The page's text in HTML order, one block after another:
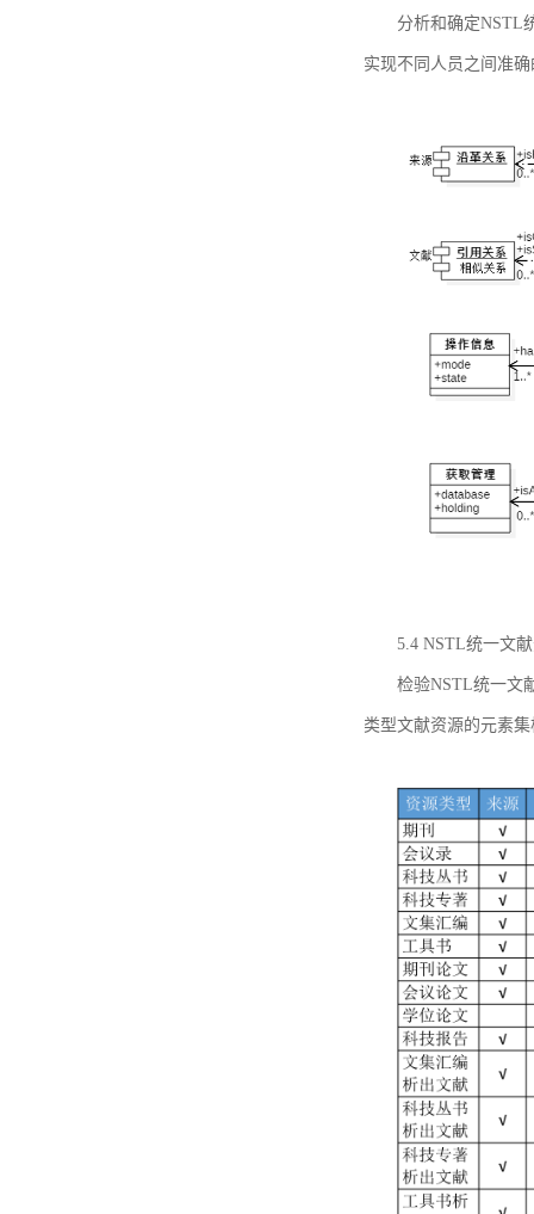
分析和确定NSTL
实现不同人员之间准
5.4 NSTL统一文
检验NSTL统一文
类型文献资源的元素